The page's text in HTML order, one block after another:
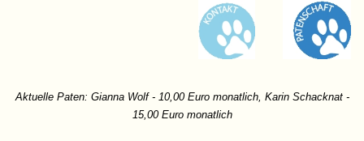
Aktuelle Paten: Gianna Wolf - 10,00 Euro monatlich, Karin Schacknat -
15,00 Euro monatlich